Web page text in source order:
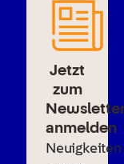
Jetzt
zum
anmelden
Neuigkeiten